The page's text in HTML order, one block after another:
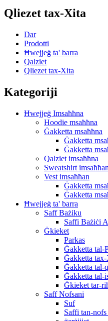
Qliezet tax-Xita
Dar
Prodotti
Ħwejjeġ ta' barra
Qalziet
Qliezet tax-Xita
Kategoriji
Ħwejjeġ Imsaħħna
Hoodie msaħħna
Ġakketta msaħħna
Ġakketta
Ġakketta
Qalziet imsaħħna
Sweatshirt imsaħħan
Vest imsaħħan
Ġakketta
Ġakketta
Ħwejjeġ ta' barra
Saff Bażiku
Saffi Bażiċi
Ġkieket
Parkas
Ġakketta tal-
Ġakketta
Ġakketta tal-
Ġakketta tal-
Ġkieket tar-
Saff Nofsani
Suf
Saffi tan-